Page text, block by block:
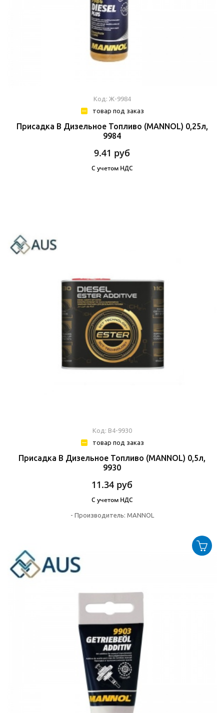
Код: Ж-9984
товар под заказ
Присадка В Дизельное Топливо (MANNOL) 0,25л,
9984
9.41 руб
С учетом НДС
Код: В4-9930
товар под заказ
Присадка В Дизельное Топливо (MANNOL) 0,5л,
9930
11.34 руб
С учетом НДС
- Производитель: MANNOL